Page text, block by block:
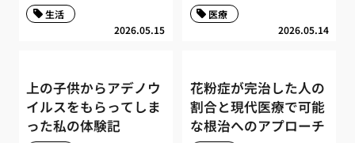
2026.05.15
生活
2026.05.14
医療
上の子供からアデノウ
イルスをもらってしま
った私の体験記
花粉症が完治した人の
割合と現代医療で可能
な根治へのアプローチ